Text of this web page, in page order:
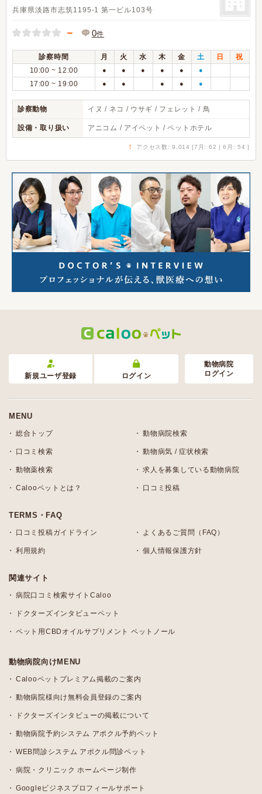
兵庫県淡路市志筑1195-1 第一ビル103号
－ 0件
診察時間 月 火 水 木 金 土 日
祝
10:00 ~ 12:00
● ● ● ● ● ●
17:00 ~ 19:00 ● ● ● ● ●
診察動物 イヌ / ネコ / ウサギ / フェレット / 鳥
設備・取り扱い アニコム / アイペット / ペットホテル
↑ アクセス数: 9,014 [7月: 62 | 6月: 54 ]
新規ユーザ登録 ログイン
動物病院
ログイン
MENU
総合トップ 動物病院検索
口コミ検索 動物病気 / 症状検索
動物薬検索 求人を募集している動物病院
Calooペットとは？ 口コミ投稿
TERMS・FAQ
口コミ投稿ガイドライン よくあるご質問（FAQ）
利用規約 個人情報保護方針
関連サイト
病院口コミ検索サイトCaloo
ドクターズインタビューペット
ペット用CBDオイルサプリメント ペットノール
動物病院向けMENU
Calooペットプレミアム掲載のご案内
動物病院様向け無料会員登録のご案内
ドクターズインタビューの掲載について
動物病院予約システム アポクル予約ペット
WEB問診システム アポクル問診ペット
病院・クリニック ホームページ制作
Googleビジネスプロフィールサポート